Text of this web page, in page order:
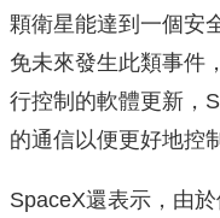
顆衛星能達到一個安
免未來發生此類事件
行控制的軟體更新，
的通信以便更好地控
SpaceX還表示，由